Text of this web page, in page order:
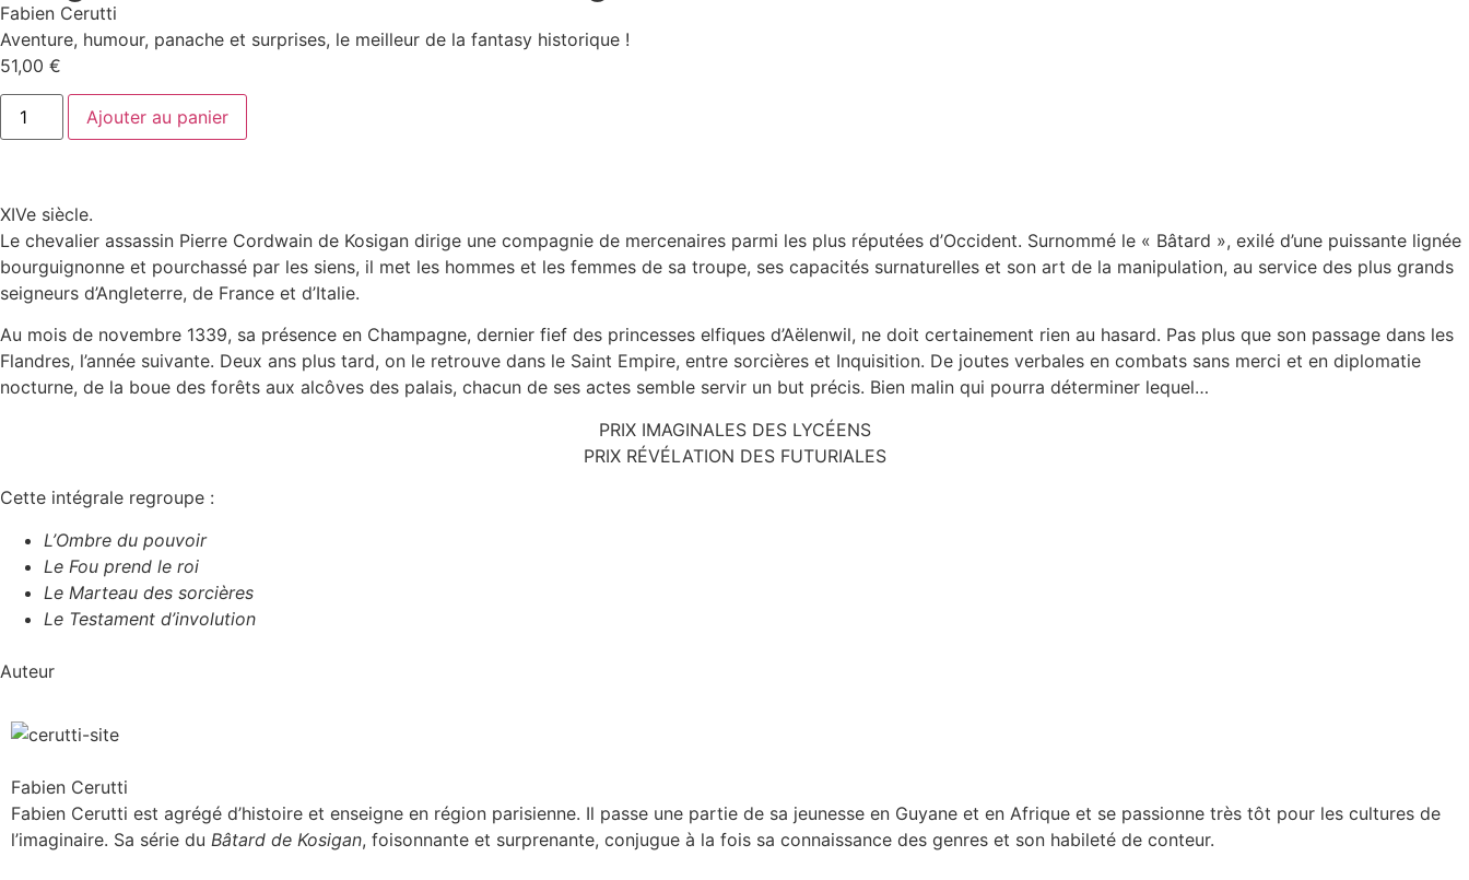
Fabien Cerutti
Aventure, humour, panache et surprises, le meilleur de la fantasy historique !
51,00 €
Ajouter au panier
XIVe siècle.
Le chevalier assassin Pierre Cordwain de Kosigan dirige une compagnie de mercenaires parmi les plus réputées d’Occident. Surnommé le « Bâtard », exilé d’une puissante lignée
bourguignonne et pourchassé par les siens, il met les hommes et les femmes de sa troupe, ses capacités surnaturelles et son art de la manipulation, au service des plus grands
seigneurs d’Angleterre, de France et d’Italie.
Au mois de novembre 1339, sa présence en Champagne, dernier fief des princesses elfiques d’Aëlenwil, ne doit certainement rien au hasard. Pas plus que son passage dans les
Flandres, l’année suivante. Deux ans plus tard, on le retrouve dans le Saint Empire, entre sorcières et Inquisition. De joutes verbales en combats sans merci et en diplomatie
nocturne, de la boue des forêts aux alcôves des palais, chacun de ses actes semble servir un but précis. Bien malin qui pourra déterminer lequel…
PRIX IMAGINALES DES LYCÉENS
PRIX RÉVÉLATION DES FUTURIALES
Cette intégrale regroupe :
L’Ombre du pouvoir
Le Fou prend le roi
Le Marteau des sorcières
Le Testament d’involution
Auteur
Fabien Cerutti
Fabien Cerutti est agrégé d’histoire et enseigne en région parisienne. Il passe une partie de sa jeunesse en Guyane et en Afrique et se passionne très tôt pour les cultures de
l’imaginaire. Sa série du Bâtard de Kosigan, foisonnante et surprenante, conjugue à la fois sa connaissance des genres et son habileté de conteur.